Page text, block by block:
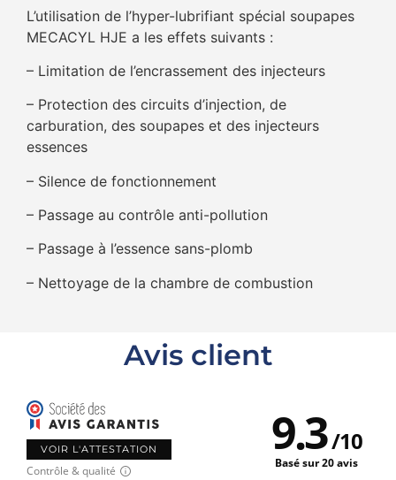
L’utilisation de l’hyper-lubrifiant spécial soupapes
MECACYL HJE a les effets suivants :
– Limitation de l’encrassement des injecteurs
– Protection des circuits d’injection, de
carburation, des soupapes et des injecteurs
essences
– Silence de fonctionnement
– Passage au contrôle anti-pollution
– Passage à l’essence sans-plomb
– Nettoyage de la chambre de combustion
Avis client
VOIR L'ATTESTATION
Contrôle & qualité
9.3/10
Basé sur 20 avis